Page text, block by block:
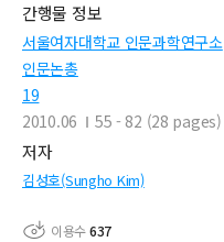
간행물 정보
서울여자대학교 인문과학연구소
인문논총
19
2010.06
55 - 82 (28 pages)
저자
김성호(Sungho Kim)
이용수637